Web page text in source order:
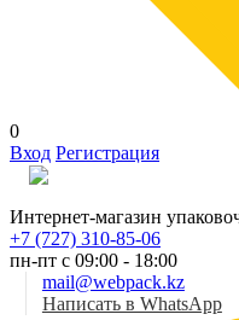
0
Вход Регистрация
Интернет-магазин
+7 (727) 310-85-06
пн-пт с 09:00 - 18:00
mail@webpack.kz
Написать в WhatsApp